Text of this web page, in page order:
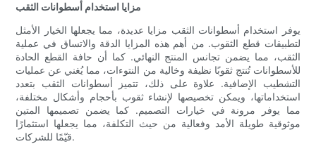
مزايا استخدام أسطوانات الثقب
يوفر استخدام أسطوانات الثقب مزايا عديدة، مما يجعلها الخيار الأمثل
لتطبيقات قطع الثقوب. من أهم هذه المزايا الدقة والاتساق في عملية
الثقب، مما يضمن تجانس المنتج النهائي. كما أن حافة القطع الحادة
للأسطوانات تُنتج ثقوبًا نظيفة وخالية من النتوءات، مما يُغني عن عمليات
التشطيب الإضافية. علاوة على ذلك، تتميز أسطوانات الثقب بتعدد
استخداماتها، ويمكن تخصيصها لإنشاء ثقوب بأحجام وأشكال مختلفة،
مما يوفر مرونة في خيارات التصميم. كما يضمن تصميمها المتين
موثوقية طويلة الأمد وفعالية من حيث التكلفة، مما يجعلها استثمارًا
قيّمًا للشركات.